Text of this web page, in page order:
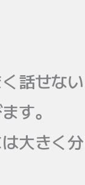
話せな
す。
大きく